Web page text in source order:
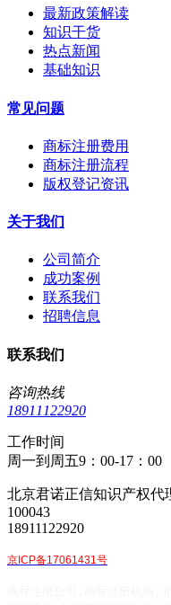
最新政策解读
知识干货
热点新闻
基础知识
常见问题
商标注册费用
商标注册流程
版权登记资讯
关于我们
公司简介
成功案例
联系我们
招聘信息
联系我们
咨询热线
18911122920
工作时间
周一到周五9：00-17：00
北京君诺正信知识产权代
100043
18911122920
京ICP备17061431号